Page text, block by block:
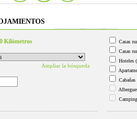
Kilómetros
Ampliar la búsqueda
Casas
Casas
Hoteles